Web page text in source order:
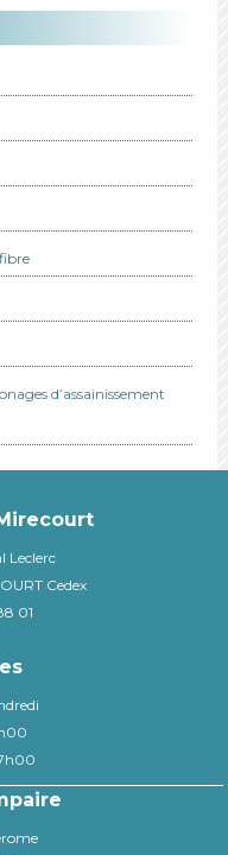
d’assainissement
Leclerc
Cedex
01